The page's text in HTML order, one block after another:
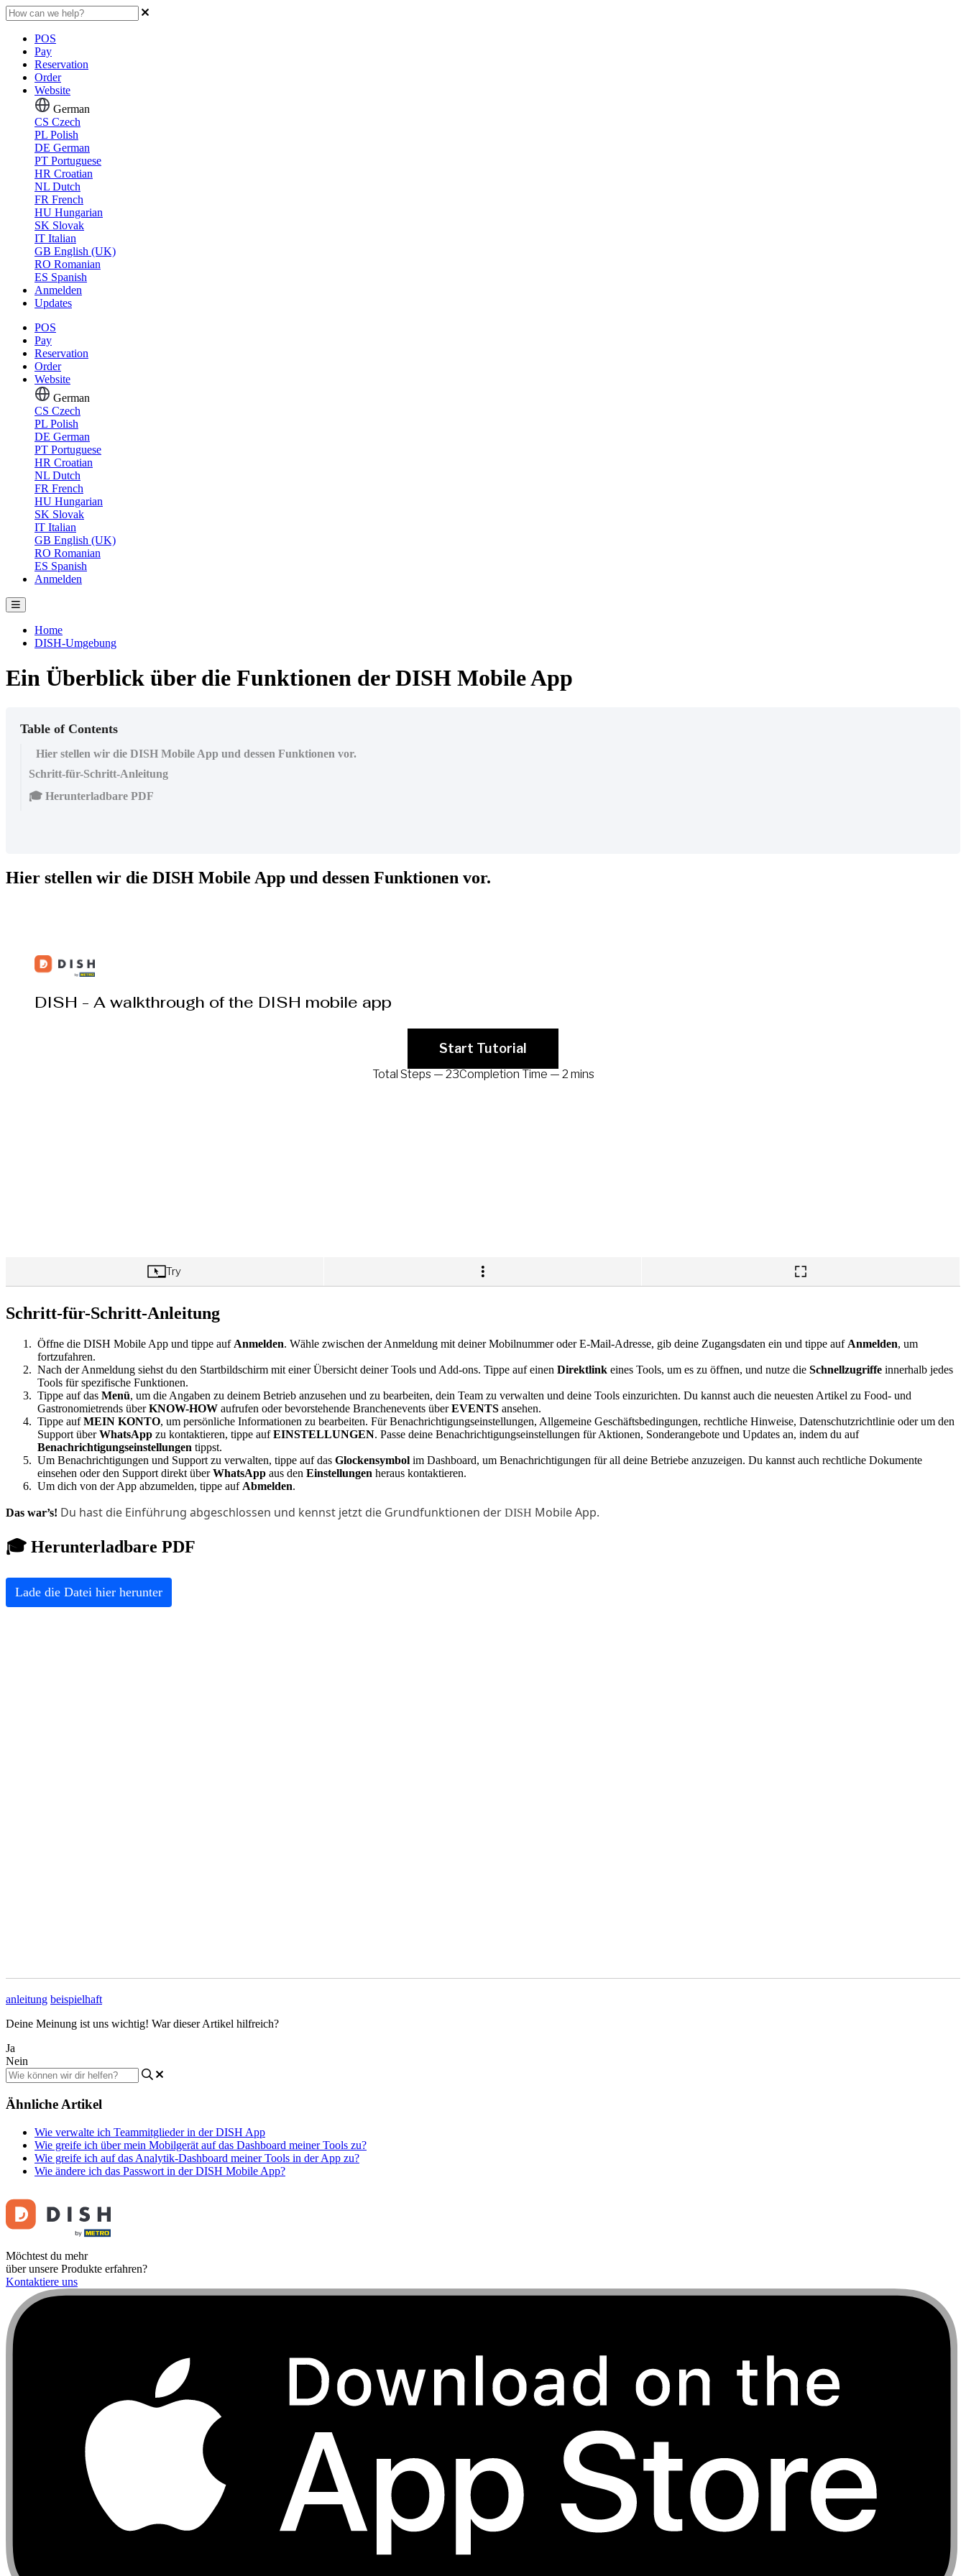
POS
Pay
Reservation
Order
Website
German
CS Czech
PL Polish
DE German
PT Portuguese
HR Croatian
NL Dutch
FR French
HU Hungarian
SK Slovak
IT Italian
GB English (UK)
RO Romanian
ES Spanish
Anmelden
Updates
POS
Pay
Reservation
Order
Website
German
CS Czech
PL Polish
DE German
PT Portuguese
HR Croatian
NL Dutch
FR French
HU Hungarian
SK Slovak
IT Italian
GB English (UK)
RO Romanian
ES Spanish
Anmelden
Home
DISH-Umgebung
Ein Überblick über die Funktionen der DISH Mobile App
Table of Contents
Hier stellen wir die DISH Mobile App und dessen Funktionen vor.
Schritt-für-Schritt-Anleitung
🎓 Herunterladbare PDF
Hier stellen wir die DISH Mobile App und dessen Funktionen vor.
Schritt-für-Schritt-Anleitung
Öffne die DISH Mobile App und tippe auf Anmelden. Wähle zwischen der Anmeldung mit deiner Mobilnummer oder E-Mail-Adresse, gib deine Zugangsdaten ein und tippe auf Anmelden, um
fortzufahren.
Nach der Anmeldung siehst du den Startbildschirm mit einer Übersicht deiner Tools und Add-ons. Tippe auf einen Direktlink eines Tools, um es zu öffnen, und nutze die Schnellzugriffe innerhalb jedes
Tools für spezifische Funktionen.
Tippe auf das Menü, um die Angaben zu deinem Betrieb anzusehen und zu bearbeiten, dein Team zu verwalten und deine Tools einzurichten. Du kannst auch die neuesten Artikel zu Food- und
Gastronomietrends überKNOW-HOW aufrufen oder bevorstehende Branchenevents überEVENTS ansehen.
Tippe aufMEIN KONTO, um persönliche Informationen zu bearbeiten. Für Benachrichtigungseinstellungen, Allgemeine Geschäftsbedingungen, rechtliche Hinweise, Datenschutzrichtlinie oder um den
Support überWhatsApp zu kontaktieren, tippe aufEINSTELLUNGEN. Passe deine Benachrichtigungseinstellungen für Aktionen, Sonderangebote und Updates an, indem du auf
Benachrichtigungseinstellungen tippst.
Um Benachrichtigungen und Support zu verwalten, tippe auf das Glockensymbol im Dashboard, um Benachrichtigungen für all deine Betriebe anzuzeigen. Du kannst auch rechtliche Dokumente
einsehen oder den Support direkt überWhatsApp aus den Einstellungen heraus kontaktieren.
Um dich von der App abzumelden, tippe auf Abmelden.
Das war’s! Du hast die Einführung abgeschlossen und kennst jetzt die Grundfunktionen der DISH Mobile App.
🎓 Herunterladbare PDF
Lade die Datei hier herunter
anleitung beispielhaft
Deine Meinung ist uns wichtig! War dieser Artikel hilfreich?
Ja
Nein
Ähnliche Artikel
Wie verwalte ich Teammitglieder in der DISH App
Wie greife ich über mein Mobilgerät auf das Dashboard meiner Tools zu?
Wie greife ich auf das Analytik-Dashboard meiner Tools in der App zu?
Wie ändere ich das Passwort in der DISH Mobile App?
Möchtest du mehr
über unsere Produkte erfahren?
Kontaktiere uns